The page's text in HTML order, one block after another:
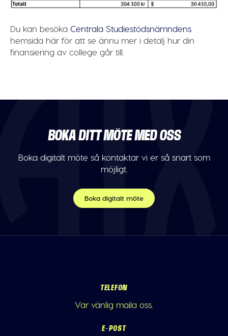
Du kan besökaCentrala Studiestödsnämndens
hemsida här för att se ännu mer i detalj hur din
finansiering av college går till.
BOKA DITT MÖTE MED OSS
Boka digitalt möte så kontaktar vi er så snart som
möjligt.
Boka digitalt möte
TELEFON
Var vänlig maila oss.
E-POST